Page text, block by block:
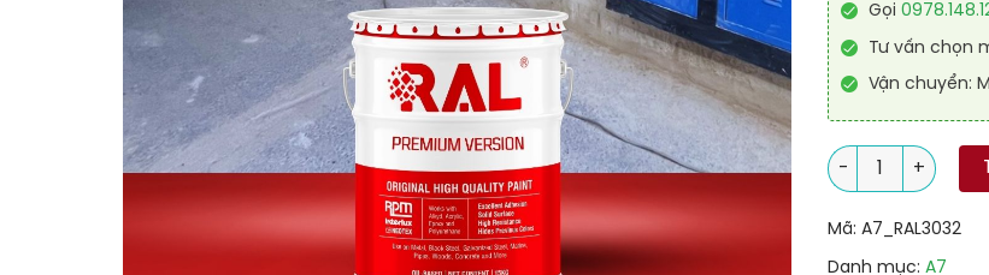
Gọi
Tư vấn chọn
Vận chuyển:
Sơn công nghiệp
Mã: A7_RAL3032
Danh mục: A7